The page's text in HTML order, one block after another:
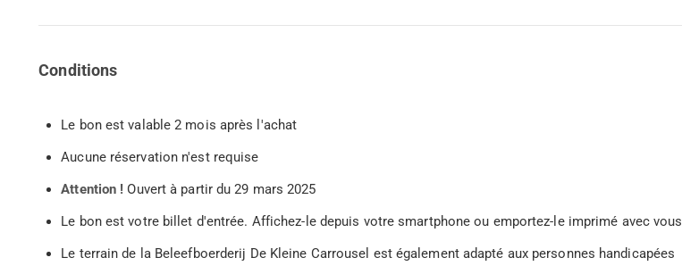
Conditions
Le bon est valable 2 mois après l'achat
Aucune réservation n'est requise
Attention !Ouvert à partir du 29 mars 2025
Le bon est votre billet d'entrée. Affichez-le depuis votre smartphone ou emportez-le imprimé avec vous
Le terrain de la Beleefboerderij De Kleine Carrousel est également adapté aux personnes handicapées